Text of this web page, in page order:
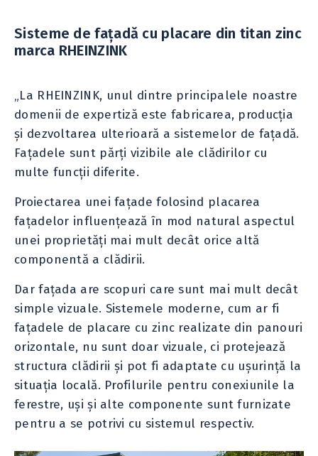
Sisteme de fațadă cu placare din titan zinc
marca RHEINZINK
„La RHEINZINK, unul dintre principalele noastre
domenii de expertiză este fabricarea, producția
și dezvoltarea ulterioară a sistemelor de fațadă.
Fațadele sunt părți vizibile ale clădirilor cu
multe funcții diferite.
Proiectarea unei fațade folosind placarea
fațadelor influențează în mod natural aspectul
unei proprietăți mai mult decât orice altă
componentă a clădirii.
Dar fațada are scopuri care sunt mai mult decât
simple vizuale. Sistemele moderne, cum ar fi
fațadele de placare cu zinc realizate din panouri
orizontale, nu sunt doar vizuale, ci protejează
structura clădirii și pot fi adaptate cu ușurință la
situația locală. Profilurile pentru conexiunile la
ferestre, uși și alte componente sunt furnizate
pentru a se potrivi cu sistemul respectiv.